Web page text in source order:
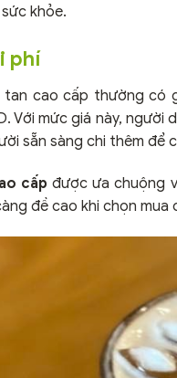
khỏe.
phí
cao cấp thường có
Với mức giá này,
sẵn sàng chi thêm
cấp được ưa chuộng
đề cao khi chọn mua